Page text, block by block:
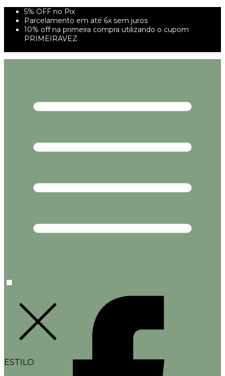
5% OFF no Pix
Parcelamento em até 6x sem juros
10% off na primeira compra utilizando o cupom
PRIMEIRAVEZ
ESTILO